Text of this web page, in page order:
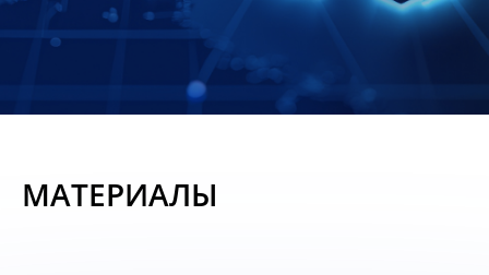
Контакты
Материалы
МАТЕРИАЛЫ